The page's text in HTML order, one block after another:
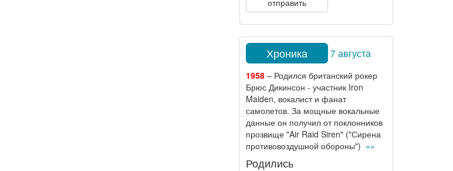
отправить
Хроника 7 августа
1958– Родился британский рокер
Брюс Дикинсон - участник Iron
Maiden, вокалист и фанат
самолетов. За мощные вокальные
данные он получил от поклонников
прозвище "Air Raid Siren" ("Сирена
противовоздушной обороны") »»
Родились